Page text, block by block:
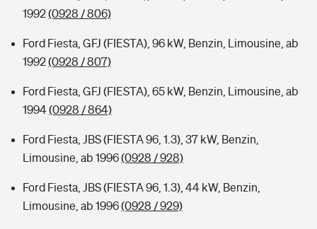
1992(0928 / 806)
Ford Fiesta, GFJ (FIESTA), 96 kW, Benzin, Limousine, ab
1992(0928 / 807)
Ford Fiesta, GFJ (FIESTA), 65 kW, Benzin, Limousine, ab
1994(0928 / 864)
Ford Fiesta, JBS (FIESTA 96, 1.3), 37 kW, Benzin,
Limousine, ab 1996(0928 / 928)
Ford Fiesta, JBS (FIESTA 96, 1.3), 44 kW, Benzin,
Limousine, ab 1996(0928 / 929)